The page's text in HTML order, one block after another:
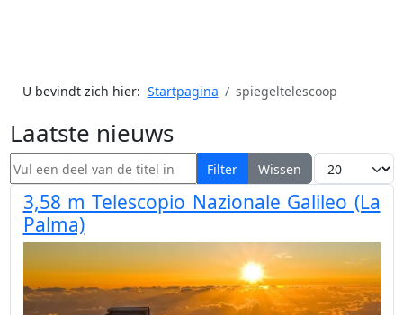
U bevindt zich hier: Startpagina spiegeltelescoop
Laatste nieuws
Vul een deel van de titel in Filter Wissen Toon #
3,58 m Telescopio Nazionale Galileo (La
Palma)